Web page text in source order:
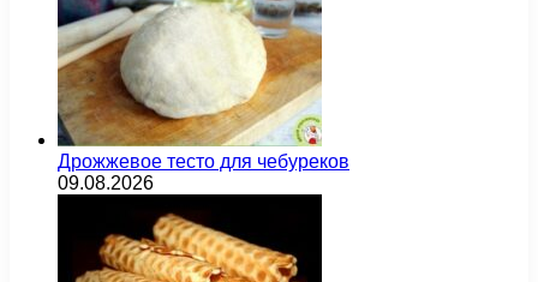
Дрожжевое тесто для чебуреков
09.08.2026